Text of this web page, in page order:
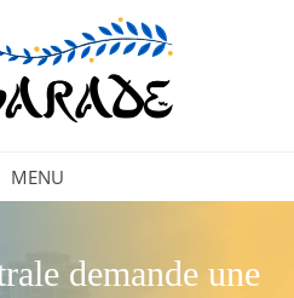
MENU
demande une